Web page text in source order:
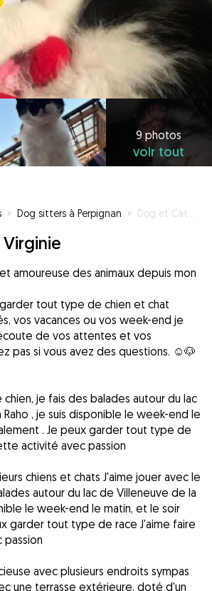
9 photos
voir tout
» Dog sitters à Perpignan » Dog et Cat sitting sur Perpignan
amoureuse des animaux depuis mon
tout type de chien et chat
vos vacances ou vos week-end je
de vos attentes et vos
pas si vous avez des questions. ☺️🐶
chien, je fais des balades autour du lac
, je suis disponible le week-end le
. Je peux garder tout type de
activité avec passion
chiens et chats J'aime jouer avec le
autour du lac de Villeneuve de la
le week-end le matin, et le soir
garder tout type de race J'aime faire
avec plusieurs endroits sympas
une terrasse extérieure, doté d'un